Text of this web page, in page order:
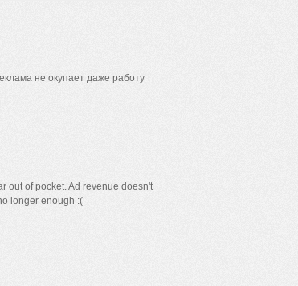
не окупает даже работу
out of pocket. Ad revenue doesn't
longer enough :(